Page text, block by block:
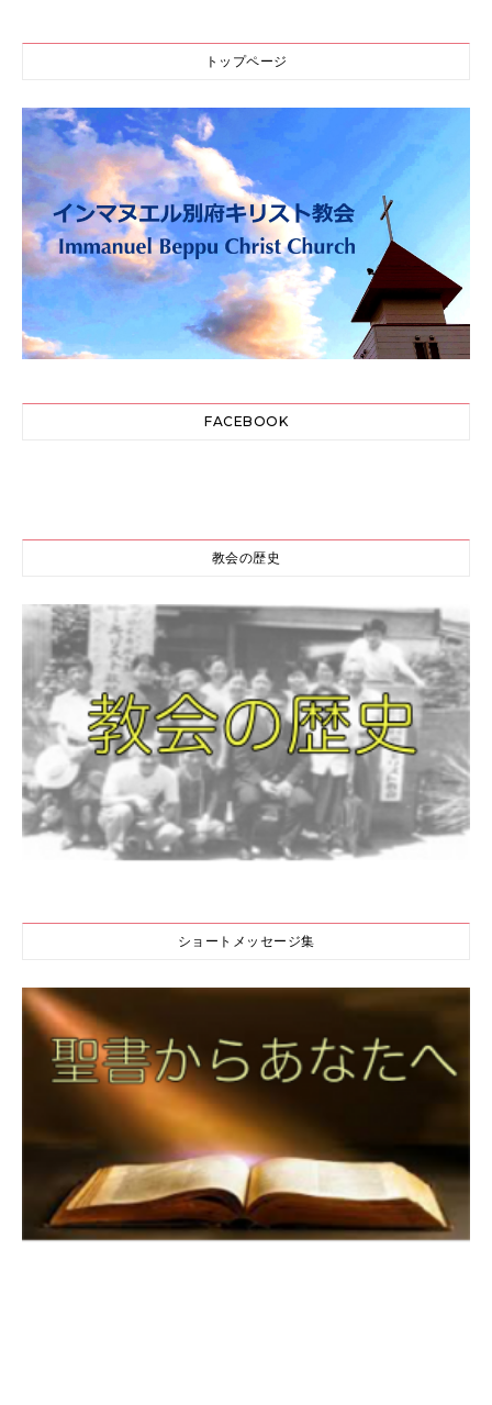
トップページ
FACEBOOK
教会の歴史
ショートメッセージ集